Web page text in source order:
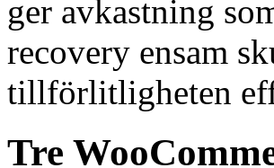
ger avkastning
recovery ensam
tillförlitligheten
Tre